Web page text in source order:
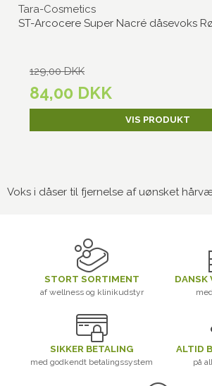
Tara-Cosmetics
ST-Arcocere Super Nacré dåsevoks
129,00 DKK
84,00 DKK
VIS PRODUKT
Voks i dåser til fjernelse af uønsket
STORT SORTIMENT
af wellness og klinikudstyr
DANSK
SIKKER BETALING
med godkendt betalingssystem
ALTID
på